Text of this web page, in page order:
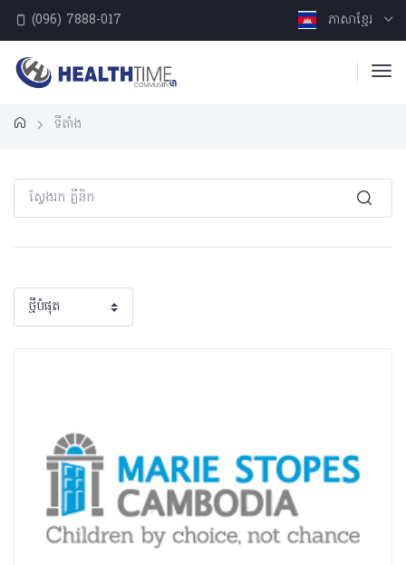
(096) 7888-017 ភាសាខ្មែរ
ទីតាំង